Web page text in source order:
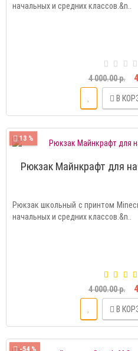
начальных и средних классов.&n..
4 000.00 р.
В
13 %
Рюкзак Майнкрафт для
Рюкзак школьный с принтом
начальных и средних классов.&n..
4 000.00 р.
В